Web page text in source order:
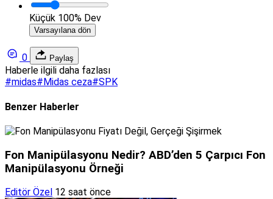
Küçük 100% Dev
Varsayılana dön
0 Paylaş
Haberle ilgili daha fazlası
#midas# Midas ceza#SPK
Benzer Haberler
Fon Manipülasyonu Nedir? ABD’den 5 Çarpıcı Fon
Manipülasyonu Örneği
Editör Özel 12 saat önce